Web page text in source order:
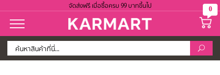
จัดส่งฟรี เมื่อซื้อครบ 99 บาทขึ้นไป 0